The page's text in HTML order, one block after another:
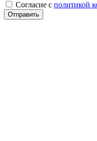
Cогласие с политикой
Отправить